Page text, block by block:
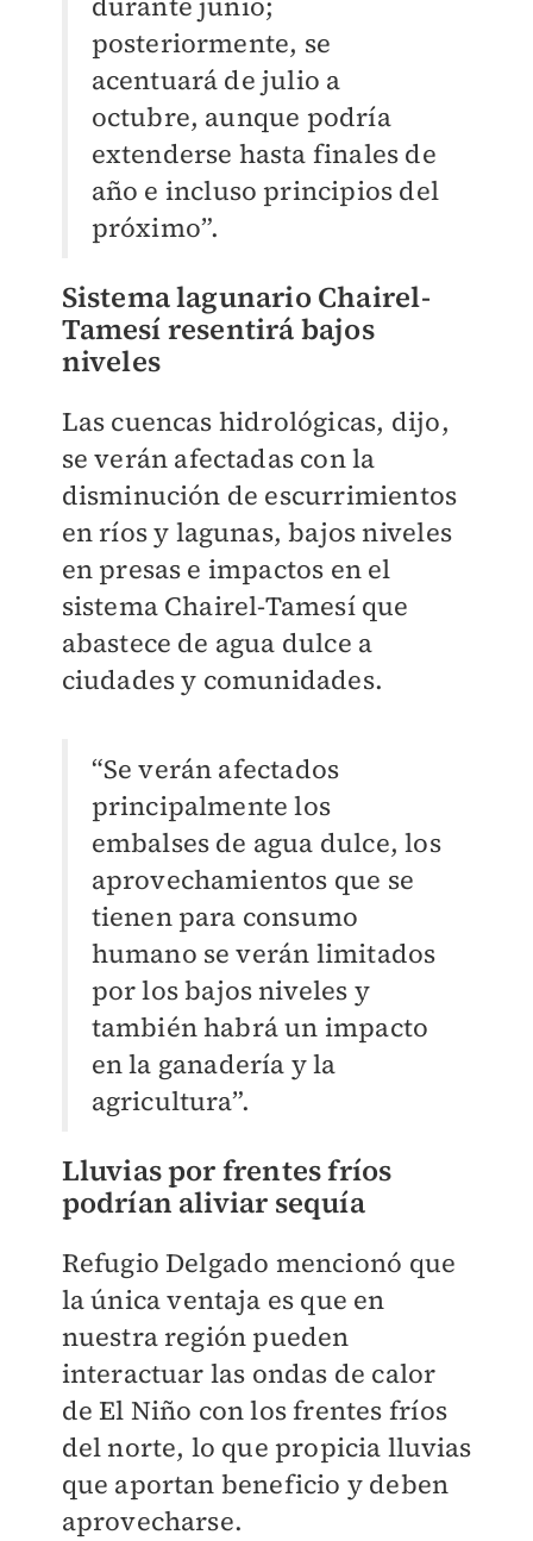
posteriormente, se
acentuará de julio a
octubre, aunque podría
extenderse hasta finales de
año e incluso principios del
próximo”.
Sistema lagunario Chairel-
Tamesí resentirá bajos
niveles
Las cuencas hidrológicas, dijo,
se verán afectadas con la
disminución de escurrimientos
en ríos y lagunas, bajos niveles
en presas e impactos en el
sistema Chairel-Tamesí que
abastece de agua dulce a
ciudades y comunidades.
“Se verán afectados
principalmente los
embalses de agua dulce, los
aprovechamientos que se
tienen para consumo
humano se verán limitados
por los bajos niveles y
también habrá un impacto
en la ganadería y la
agricultura”.
Lluvias por frentes fríos
podrían aliviar sequía
Refugio Delgado mencionó que
la única ventaja es que en
nuestra región pueden
interactuar las ondas de calor
de El Niño con los frentes fríos
del norte, lo que propicia lluvias
que aportan beneficio y deben
aprovecharse.